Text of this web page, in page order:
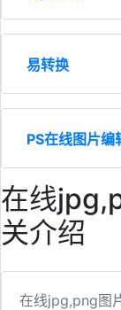
易转换
PS在线图片编
在线
关介绍
在线jpg,png图